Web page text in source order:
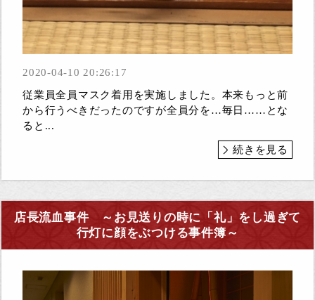
2020-04-10 20:26:17
従業員全員マスク着用を実施しました。本来もっと前
から行うべきだったのですが全員分を…毎日……とな
ると...
続きを見る
店長流血事件 ～お見送りの時に「礼」をし過ぎて
行灯に顔をぶつける事件簿～